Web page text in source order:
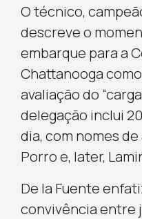
O técnico,
descreve o
embarque para a
Chattanooga
avaliação do
delegação inclui
dia, com nomes
Porro e, later,
De la Fuente
convivência entre